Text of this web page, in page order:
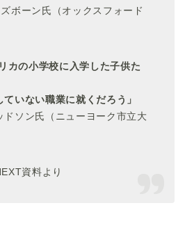
ボーン氏（オックスフォード
カの小学校に入学した子供た
いない職業に就くだろう」
ドソン氏（ニューヨーク市立大
資料より